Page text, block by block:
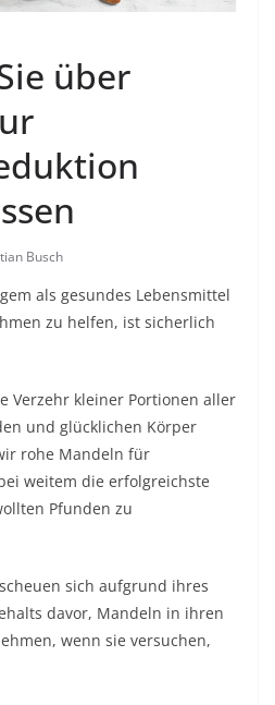
über
Busch
als gesundes Lebensmittel
zu helfen, ist sicherlich
Verzehr kleiner Portionen aller
und glücklichen Körper
rohe Mandeln für
weitem die erfolgreichste
Pfunden zu
sich aufgrund ihres
davor, Mandeln in ihren
wenn sie versuchen,